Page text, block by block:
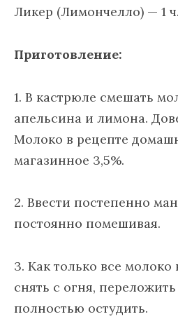
Ликер (Лимончелло) — 1
Приготовление:
1. В кастрюле смешать
апельсина и лимона.
Молоко в рецепте
магазинное 3,5%.
2. Ввести постепенно
постоянно помешивая.
3. Как только все молоко
снять с огня,
полностью остудить.